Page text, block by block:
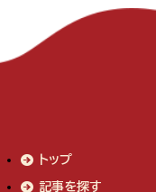
トップ
記事を探す